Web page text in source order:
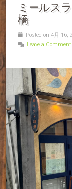
ミールス
橋
Posted on 4月 16,
Leave a Comment